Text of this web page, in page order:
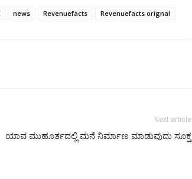
news Revenuefacts Revenuefacts orignal
Next article
ಯಾವ ಮುಹೂರ್ತದಲ್ಲಿ ಮನೆ ನಿರ್ಮಾಣ ಮಾಡುವುದು ಸೂಕ್ತ